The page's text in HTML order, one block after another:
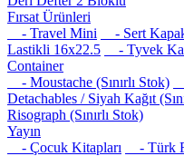
Fırsat Ürünleri
- Travel Mini
- Sert
Lastikli 16x22.5
- Tyvek
Container
- Moustache (Sınırlı Stok)
Detachables / Siyah Kağıt
Risograph (Sınırlı Stok)
Yayın
- Çocuk Kitapları
- Türk